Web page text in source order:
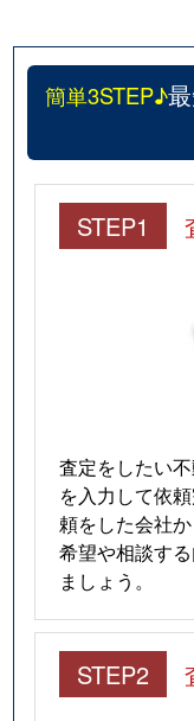
簡単3STEP♪
STEP1
査定をしたい
を入力して依
頼をした会社か
希望や相談す
ましょう。
STEP2